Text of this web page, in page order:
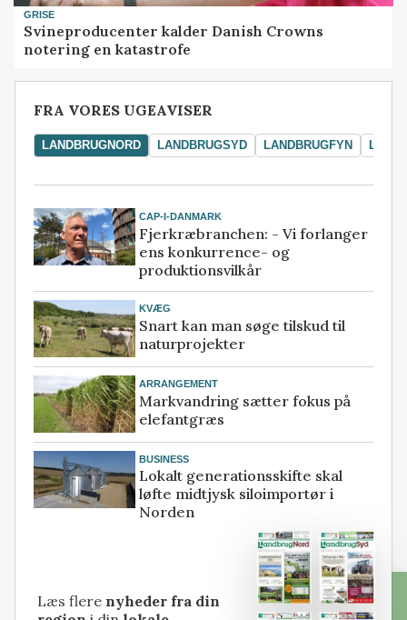
GRISE
Svineproducenter kalder Danish Crowns
notering en katastrofe
FRA VORES UGEAVISER
LANDBRUGNORD LANDBRUGSYD LANDBRUGFYN
CAP-I-DANMARK
Fjerkræbranchen: - Vi forlanger
ens konkurrence- og
produktionsvilkår
KVÆG
Snart kan man søge tilskud til
naturprojekter
ARRANGEMENT
Markvandring sætter fokus på
elefantgræs
BUSINESS
Lokalt generationsskifte skal
løfte midtjysk siloimportør i
Norden
Læs flere nyheder fra din